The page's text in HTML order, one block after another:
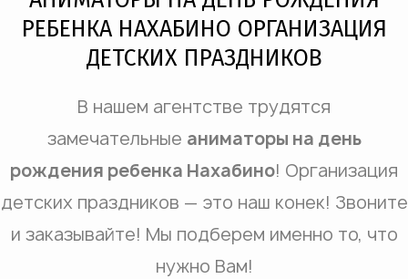
РЕБЕНКА НАХАБИНО ОРГАНИЗАЦИЯ
ДЕТСКИХ ПРАЗДНИКОВ
В нашем агентстве трудятся
замечательные аниматоры на день
рождения ребенка Нахабино! Организация
детских праздников — это наш конек! Звоните
и заказывайте! Мы подберем именно то, что
нужно Вам!